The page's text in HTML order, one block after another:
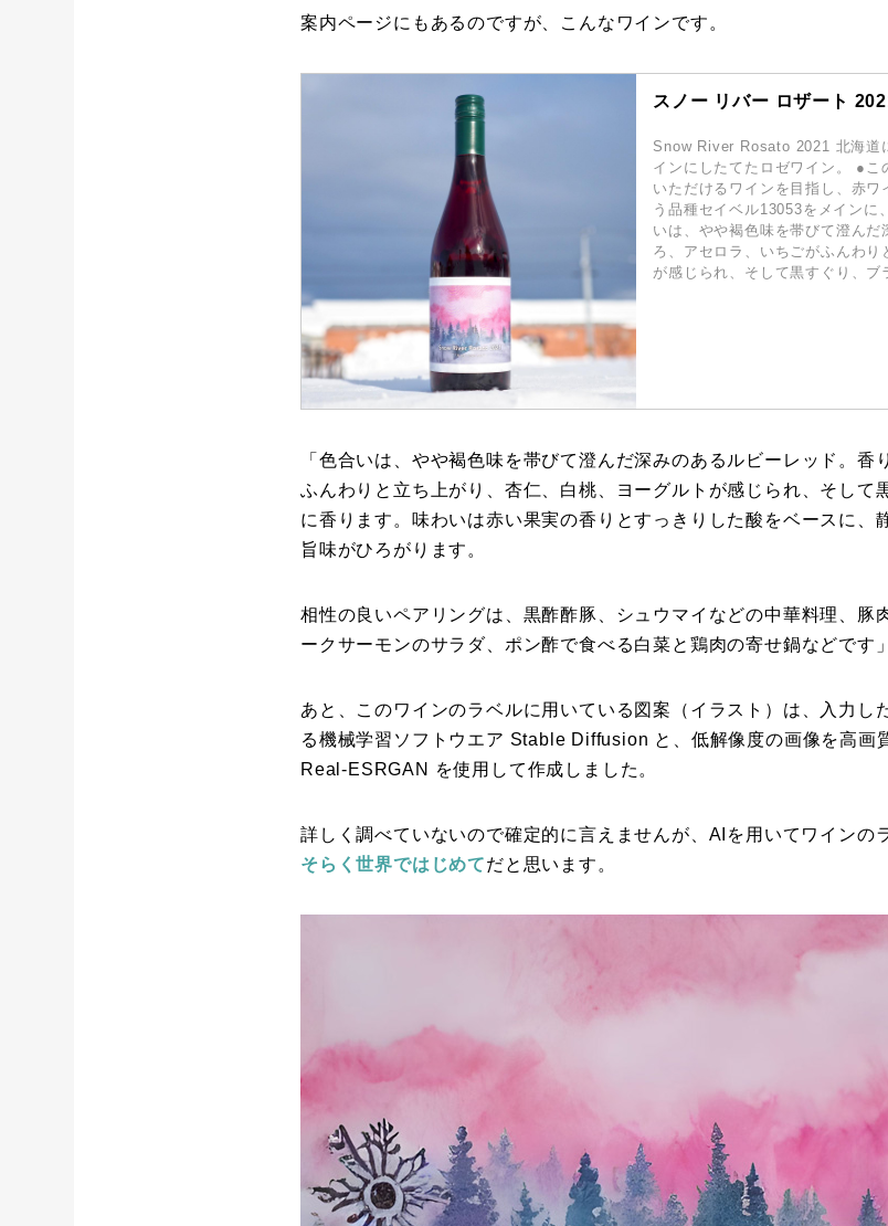
案内ページにもあるのですが、こんなワインです。
スノー リバー ロザート
Snow River Rosato 2021 北海道
インにしたてたロゼワイン。 ●
いただけるワインを目指し、赤
う品種セイベル13053をメインに
いは、やや褐色味を帯びて澄んだ
ろ、アセロラ、いちごがふんわ
が感じられ、そして黒すぐり、
「色合いは、やや褐色味を帯びて澄んだ深みのあるルビーレッド。
ふんわりと立ち上がり、杏仁、白桃、ヨーグルトが感じられ、そして
に香ります。味わいは赤い果実の香りとすっきりした酸をベースに、
旨味がひろがります。
相性の良いペアリングは、黒酢酢豚、シュウマイなどの中華料理、豚
ークサーモンのサラダ、ポン酢で食べる白菜と鶏肉の寄せ鍋などです」
あと、このワインのラベルに用いている図案（イラスト）は、入力し
る機械学習ソフトウエア Stable Diffusion と、低解像度の画像を高画
Real-ESRGAN を使用して作成しました。
詳しく調べていないので確定的に言えませんが、AIを用いてワインの
そらく世界ではじめてだと思います。